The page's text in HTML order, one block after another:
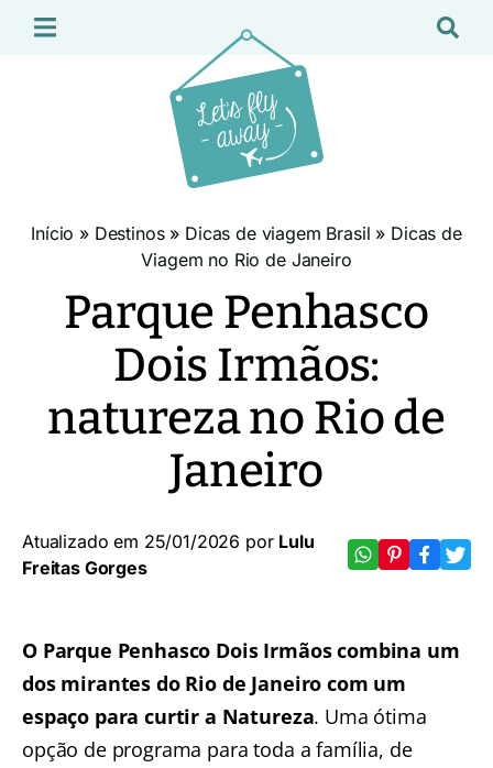
Início » Destinos» Dicas de viagem Brasil » Dicas de
Viagem no Rio de Janeiro
Parque Penhasco
Dois Irmãos:
natureza no Rio de
Janeiro
Atualizado em 25/01/2026 por Lulu
Freitas Gorges
O Parque Penhasco Dois Irmãos combina um
dos mirantes do Rio de Janeiro com um
espaço para curtir a Natureza. Uma ótima
opção de programa para toda a família, de